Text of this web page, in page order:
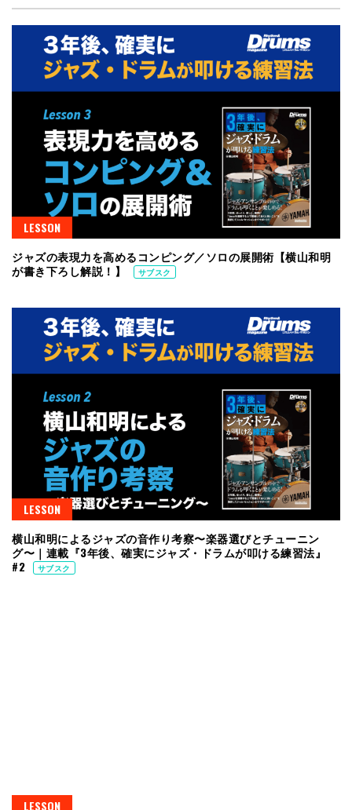
LESSON
ジャズの表現力を高めるコンピング／ソロの展開術【横山和明
が書き下ろし解説！】
サブスク
LESSON
横山和明によるジャズの音作り考察〜楽器選びとチューニン
グ〜｜連載『3年後、確実にジャズ・ドラムが叩ける練習法』
#2
サブスク
LESSON